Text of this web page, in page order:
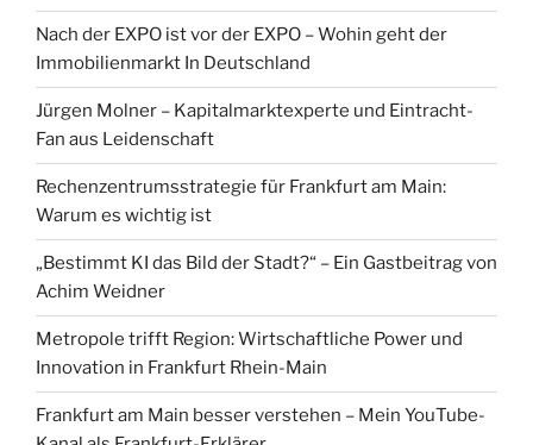
Nach der EXPO ist vor der EXPO – Wohin geht der
Immobilienmarkt In Deutschland
Jürgen Molner – Kapitalmarktexperte und Eintracht-
Fan aus Leidenschaft
Rechenzentrumsstrategie für Frankfurt am Main:
Warum es wichtig ist
„Bestimmt KI das Bild der Stadt?“ – Ein Gastbeitrag von
Achim Weidner
Metropole trifft Region: Wirtschaftliche Power und
Innovation in Frankfurt Rhein-Main
Frankfurt am Main besser verstehen – Mein YouTube-